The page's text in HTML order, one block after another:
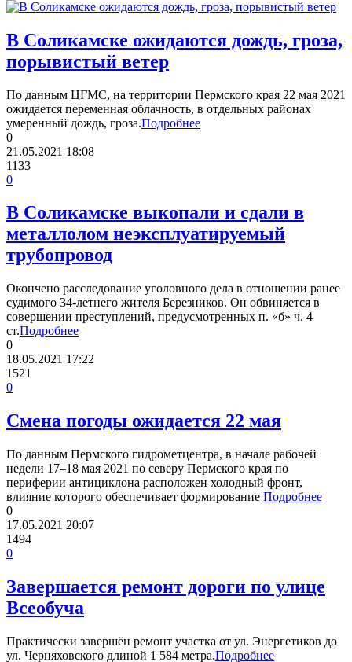
В Соликамске ожидаются дождь, гроза,
порывистый ветер
По данным ЦГМС, на территории Пермского края 22 мая 2021
ожидается переменная облачность, в отдельных районах
умеренный дождь, гроза.Подробнее
0
21.05.2021 18:08
1133
0
В Соликамске выкопали и сдали в
металлолом неэксплуатируемый
трубопровод
Окончено расследование уголовного дела в отношении ранее
судимого 34-летнего жителя Березников. Он обвиняется в
совершении преступлений, предусмотренных п. «б» ч. 4
ст.Подробнее
0
18.05.2021 17:22
1521
0
Смена погоды ожидается 22 мая
По данным Пермского гидрометцентра, в начале рабочей
недели 17–18 мая 2021 по северу Пермского края по
периферии антициклона расположен холодный фронт,
влияние которого обеспечивает формирование Подробнее
0
17.05.2021 20:07
1494
0
Завершается ремонт дороги по улице
Всеобуча
Практически завершён ремонт участка от ул. Энергетиков до
ул. Черняховского длиной 1 584 метра.Подробнее